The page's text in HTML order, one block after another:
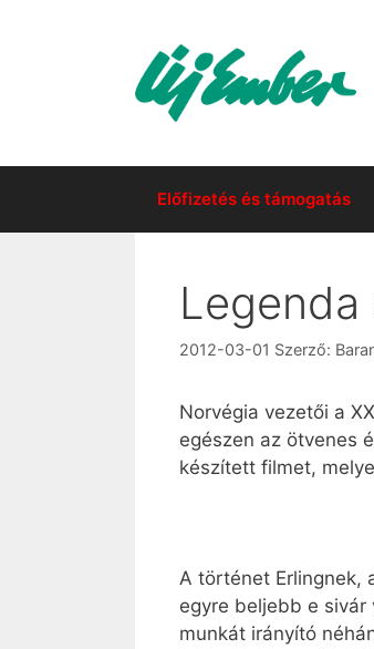
Előfizetés és támogatás
2012-03-01 Szerző:
Norvégia vezetői a
egészen az ötvenes
készített filmet,
A történet Erlingnek,
egyre beljebb e sivár
munkát irányító